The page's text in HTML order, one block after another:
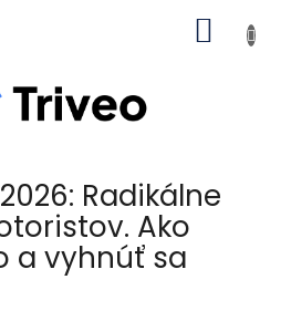
2026: Radikálne
Ako
a vyhnúť sa